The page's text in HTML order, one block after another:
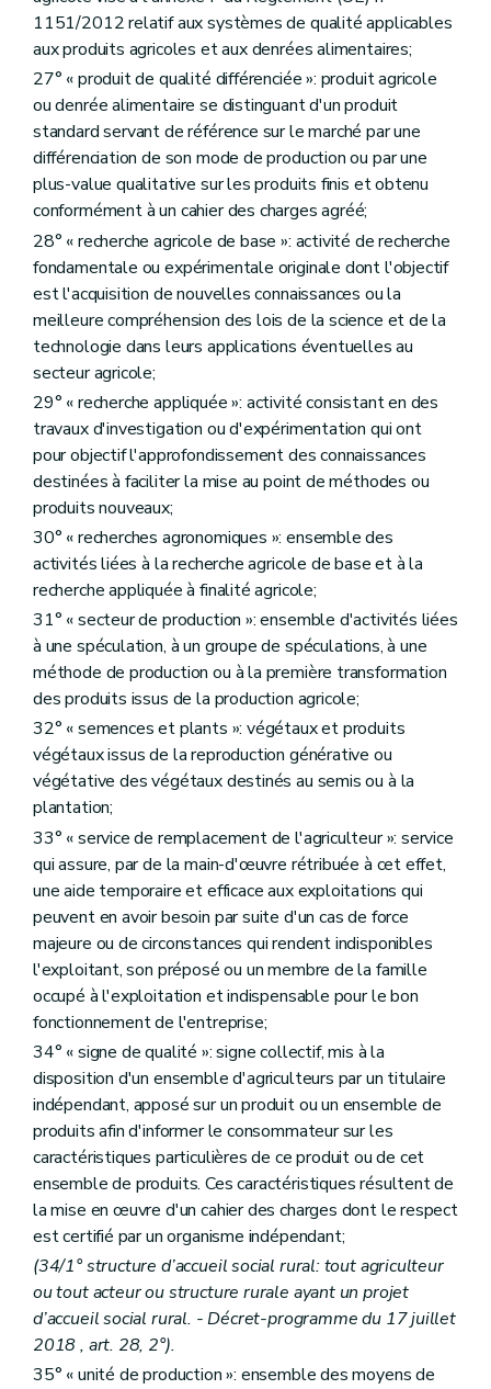
Art. D311
Art. D312
Art. D313
Art. D314
Art. D315
Sous-section 8 De l'aménagement transitoire
Art. D316
Art. D317
Art. D318
Art. D319
Art. D320
Art. D321
Art. D322
Art. D323
Art. D324
Art. D325
Art. D326
Art. D327
Art. D328
Art. D329
Art. D330
Art. D331
Art. D332
Art. D333
Section 3
Art. D334
Art. D335
Art. D336
Art. D337
Art. D338
Art. D339
Art. D340
Art. D341
Art. D342
Art. D344
Art. D345
Art. D346
Art. D347
Art. D348
Art. D349
Art. D349/1
Art. D350
Art. D351
Art. D352
Chapitre IV Dispositions relatives à la politique foncière agricole
Art. D353
Section 1
re
Gestion foncière
Art. D354
Art. D355
Art. D356
Section 2
Observatoire foncier
Art. D357
Art. 357/1
Section 3 Droit de préemption
Art. D358
Section 4
Droit d'expropriation
Art. D359
Section 5 Fonds budgétaire en matière de politique foncière agricole
Art. D360
Art. D361
Titre XII L'innovation, la recherche et la vulgarisation
Chapitre Ier
La recherche agronomique
Section 1re
Objectifs et organisation de la recherche agronomique
Art. D362
Art. D363
Art. D364
1151/2012 relatif aux systèmes de qualité applicables
aux produits agricoles et aux denrées alimentaires;
27° « produit de qualité différenciée »: produit agricole
ou denrée alimentaire se distinguant d'un produit
standard servant de référence sur le marché par une
différenciation de son mode de production ou par une
plus-value qualitative sur les produits finis et obtenu
conformément à un cahier des charges agréé;
28° « recherche agricole de base »: activité de recherche
fondamentale ou expérimentale originale dont l'objectif
est l'acquisition de nouvelles connaissances ou la
meilleure compréhension des lois de la science et de la
technologie dans leurs applications éventuelles au
secteur agricole;
29° « recherche appliquée »: activité consistant en des
travaux d'investigation ou d'expérimentation qui ont
pour objectif l'approfondissement des connaissances
destinées à faciliter la mise au point de méthodes ou
produits nouveaux;
30° « recherches agronomiques »: ensemble des
activités liées à la recherche agricole de base et à la
recherche appliquée à finalité agricole;
31° « secteur de production »: ensemble d'activités liées
à une spéculation, à un groupe de spéculations, à une
méthode de production ou à la première transformation
des produits issus de la production agricole;
32° « semences et plants »: végétaux et produits
végétaux issus de la reproduction générative ou
végétative des végétaux destinés au semis ou à la
plantation;
33° « service de remplacement de l'agriculteur »: service
qui assure, par de la main-d'œuvre rétribuée à cet effet,
une aide temporaire et efficace aux exploitations qui
peuvent en avoir besoin par suite d'un cas de force
majeure ou de circonstances qui rendent indisponibles
l'exploitant, son préposé ou un membre de la famille
occupé à l'exploitation et indispensable pour le bon
fonctionnement de l'entreprise;
34° « signe de qualité »: signe collectif, mis à la
disposition d'un ensemble d'agriculteurs par un titulaire
indépendant, apposé sur un produit ou un ensemble de
produits afin d'informer le consommateur sur les
caractéristiques particulières de ce produit ou de cet
ensemble de produits. Ces caractéristiques résultent de
la mise en œuvre d'un cahier des charges dont le respect
est certifié par un organisme indépendant;
(34/1° structure d’accueil social rural: tout agriculteur
ou tout acteur ou structure rurale ayant un projet
d’accueil social rural. - Décret-programme du 17 juillet
2018 , art. 28, 2°).
35° « unité de production »: ensemble des moyens de